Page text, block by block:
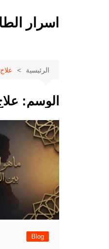
اسرار
الرئيسية
الوسم:
Blog